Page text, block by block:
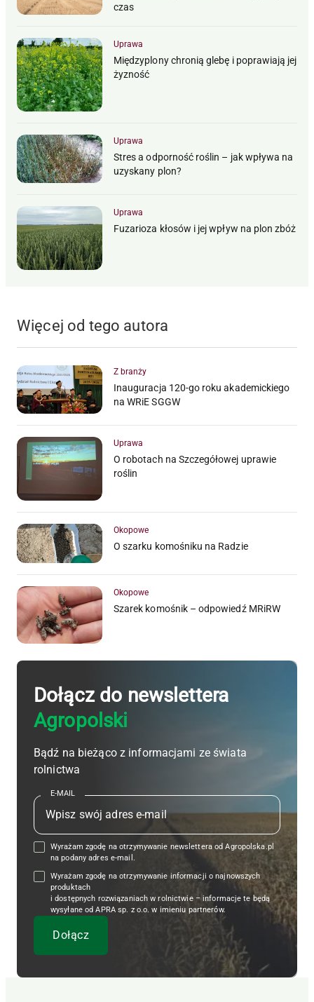
czas
Uprawa
Międzyplony chronią glebę i poprawiają jej
żyzność
Uprawa
Stres a odporność roślin – jak wpływa na
uzyskany plon?
Uprawa
Fuzarioza kłosów i jej wpływ na plon zbóż
Więcej od tego autora
Z branży
Inauguracja 120-go roku akademickiego
na WRiE SGGW
Uprawa
O robotach na Szczegółowej uprawie
roślin
Okopowe
O szarku komośniku na Radzie
Okopowe
Szarek komośnik – odpowiedź MRiRW
Dołącz do newslettera
Agropolski
Bądź na bieżąco z informacjami ze świata
rolnictwa
E-MAIL
Wyrażam zgodę na otrzymywanie newslettera od Agropolska.pl
na podany adres e-mail.
Wyrażam zgodę na otrzymywanie informacji o najnowszych
produktach
i dostępnych rozwiązaniach w rolnictwie – informacje te będą
wysyłane od APRA sp. z o.o. w imieniu partnerów.